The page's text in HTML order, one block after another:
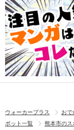
ウォーカープラス おで
ポット一覧
熊本市のス